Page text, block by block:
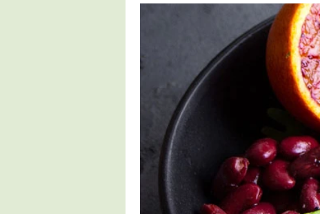
Vitamine/Spurenelemente
Psychlogie